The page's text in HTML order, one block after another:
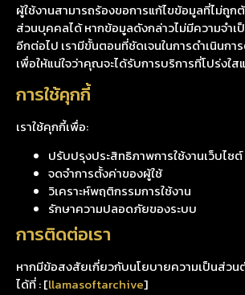
ผู้ใช้งานสามารถร้องขอการแก้ไขข้อมูลที่ไม่ถู
ส่วนบุคคลได้ หากข้อมูลดังกล่าวไม่มีความจำเ
อีกต่อไป เรามีขั้นตอนที่ชัดเจนในการดำเนินกา
เพื่อให้แน่ใจว่าคุณจะได้รับการบริการที่โปร่งใส
การใช้คุกกี้
เราใช้คุกกี้เพื่อ:
ปรับปรุงประสิทธิภาพการใช้งานเว็บไซต์
จดจำการตั้งค่าของผู้ใช้
วิเคราะห์พฤติกรรมการใช้งาน
รักษาความปลอดภัยของระบบ
การติดต่อเรา
หากมีข้อสงสัยเกี่ยวกับนโยบายความเป็นส่วน
ได้ที่ : [llamasoftarchive]